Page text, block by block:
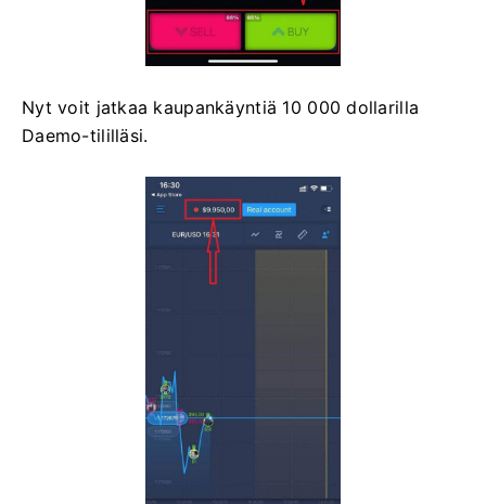
Nyt voit jatkaa kaupankäyntiä 10 000 dollarilla
Daemo-tililläsi.